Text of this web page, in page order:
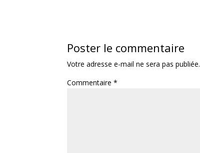
Poster le commentaire
Votre adresse e-mail ne sera pas publiée.
Commentaire*